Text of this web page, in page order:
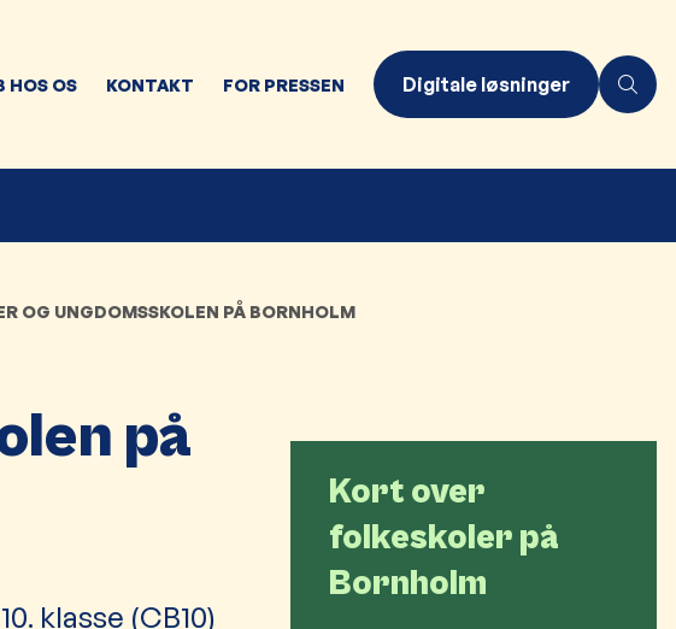
HOS OS KONTAKT FOR PRESSEN Digitale løsninger
OG UNGDOMSSKOLEN PÅ BORNHOLM
på
klasse (CB10)
Kort over
folkeskoler på
Bornholm